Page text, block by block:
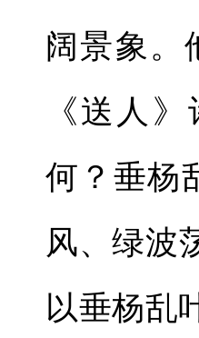
阔景象。
《送人
何？垂杨
风、绿波
以垂杨乱